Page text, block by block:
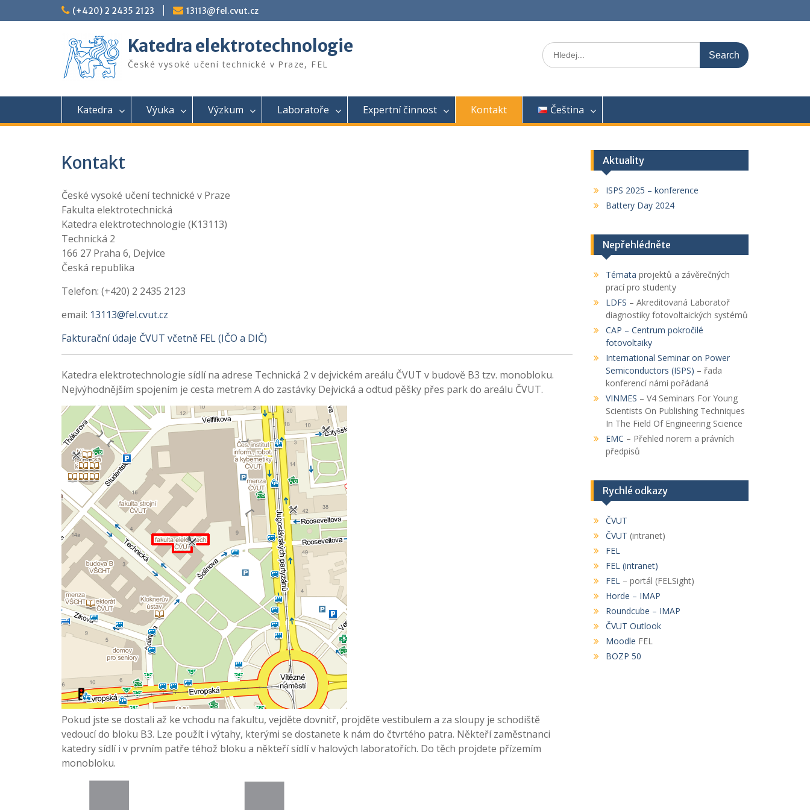
to
(+420) 2 2435 2123 13113@fel.cvut.cz
Katedra elektrotechnologie
České vysoké učení technické v Praze, FEL
Search
for:
Katedra Výuka Výzkum Laboratoře Expertní činnost Kontakt Čeština
Kontakt
České vysoké učení technické v Praze
Fakulta elektrotechnická
Katedra elektrotechnologie (K13113)
Technická 2
166 27 Praha 6, Dejvice
Česká republika
Telefon: (+420) 2 2435 2123
email: 13113@fel.cvut.cz
Fakturační údaje ČVUT včetně FEL (IČO a DIČ)
Katedra elektrotechnologie sídlí na adrese Technická 2 v dejvickém areálu ČVUT v budově B3 tzv. monobloku.
Nejvýhodnějším spojením je cesta metrem A do zastávky Dejvická a odtud pěšky přes park do areálu ČVUT.
Pokud jste se dostali až ke vchodu na fakultu, vejděte dovnitř, projděte vestibulem a za sloupy je schodiště
vedoucí do bloku B3. Lze použít i výtahy, kterými se dostanete k nám do čtvrtého patra. Někteří zaměstnanci
katedry sídlí i v prvním patře téhož bloku a někteří sídlí v halových laboratořích. Do těch projdete přízemím
monobloku.
Aktuality
ISPS 2025 – konference
Battery Day 2024
Nepřehlédněte
Témata projektů a závěrečných
prací pro studenty
LDFS – Akreditovaná Laboratoř
diagnostiky fotovoltaických systémů
CAP – Centrum pokročilé
fotovoltaiky
International Seminar on Power
Semiconductors (ISPS) – řada
konferencí námi pořádaná
VINMES – V4 Seminars For Young
Scientists On Publishing Techniques
In The Field Of Engineering Science
EMC – Přehled norem a právních
předpisů
Rychlé odkazy
ČVUT
ČVUT (intranet)
FEL
FEL (intranet)
FEL– portál (FELSight)
Horde – IMAP
Roundcube – IMAP
ČVUT Outlook
Moodle FEL
BOZP 50